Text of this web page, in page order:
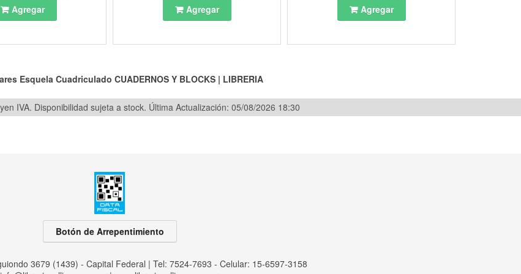
Agregar
Agregar
Agregar
Esquela Cuadriculado CUADERNOS Y BLOCKS| LIBRERIA
IVA. Disponibilidad sujeta a stock. Última Actualización: 05/08/2026 18:30
Botón de Arrepentimiento
3679 (1439) - Capital Federal | Tel: 7524-7693 - Celular: 15-6597-3158